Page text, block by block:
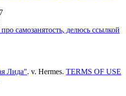
самозанятость, делюсь ссылкой
Лида". v. Hermes. TERMS OF USE